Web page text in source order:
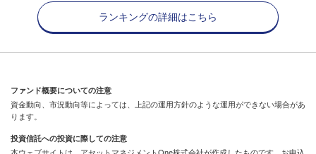
ランキングの詳細はこちら
ファンド概要についての注意
資金動向、市況動向等によっては、上記の運用方針のような運用ができない場合があ
ります。
投資信託への投資に際しての注意